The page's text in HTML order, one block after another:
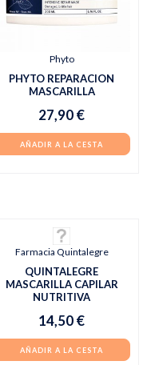
Phyto
PHYTO REPARACION
MASCARILLA
27,90 €
AÑADIR A LA CESTA
Farmacia Quintalegre
QUINTALEGRE
MASCARILLA CAPILAR
NUTRITIVA
14,50 €
AÑADIR A LA CESTA